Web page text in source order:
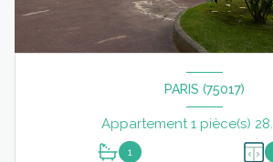
PARIS (75017)
1